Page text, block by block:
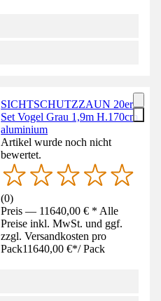
SICHTSCHUTZZAUN 20er-
Set Vogel Grau 1,9m H.170cm
aluminium
Artikel wurde noch nicht
bewertet.
(0)
Preis — 11640,00 € * Alle
Preise inkl. MwSt. und ggf.
zzgl. Versandkosten pro
Pack11640,00 €*/ Pack